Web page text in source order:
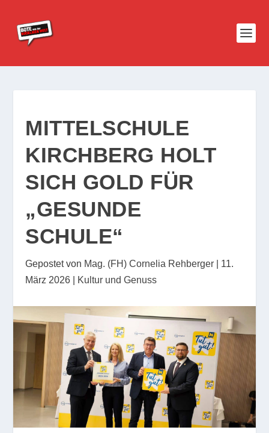
MITTELSCHULE
KIRCHBERG HOLT
SICH GOLD FÜR
„GESUNDE
SCHULE“
Gepostet von Mag. (FH) Cornelia Rehberger
11.
März 2026
Kultur und Genuss